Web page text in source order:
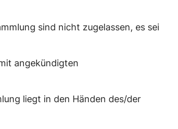
sind nicht zugelassen, es sei
angekündigten
liegt in den Händen des/der